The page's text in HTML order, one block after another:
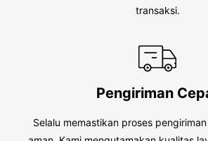
transaksi.
Pengiriman
Selalu memastikan proses